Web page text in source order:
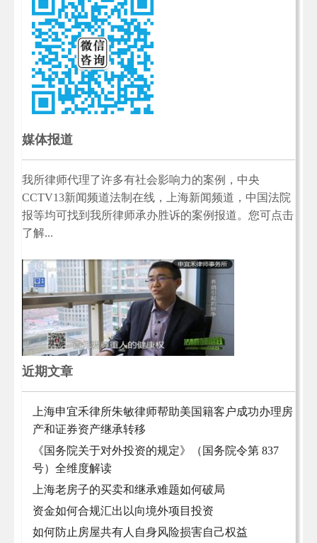
媒体报道
我所律师代理了许多有社会影响力的案例，中央
CCTV13新闻频道法制在线，上海新闻频道，中国法院
报等均可找到我所律师承办胜诉的案例报道。您可点击
了解...
近期文章
上海申宜禾律所朱敏律师帮助美国籍客户成功办理房
产和证券资产继承转移
《国务院关于对外投资的规定》（国务院令第 837
号）全维度解读
上海老房子的买卖和继承难题如何破局
资金如何合规汇出以向境外项目投资
如何防止房屋共有人自身风险损害自己权益